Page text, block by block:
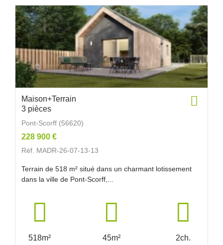
Maison+Terrain
3 pièces
Pont-Scorff (56620)
228 900 €
Réf. MADR-26-07-13-13
Terrain de 518 m² situé dans un charmant lotissement
dans la ville de Pont-Scorff,...
518m² 45m² 2ch.